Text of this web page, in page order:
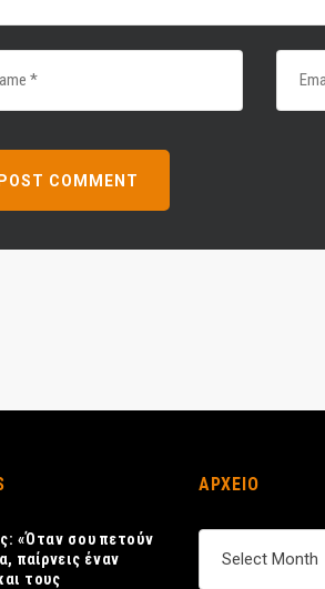
«Όταν σου πετούν
παίρνεις έναν
τους
ΑΡΧΕΙΟ
Select Month